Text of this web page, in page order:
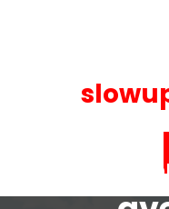
Vivre